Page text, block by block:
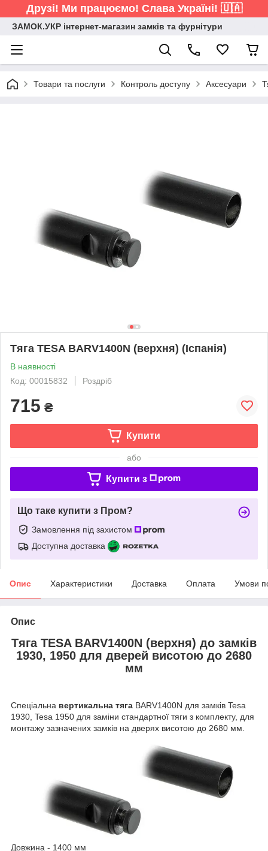
Друзі! Ми працюємо! Слава Україні! 🇺🇦
ЗАМОК.УКР інтернет-магазин замків та фурнітури
Товари та послуги Контроль доступу Аксесуари
Тяга TESA BARV1400N (верхня) (Іспанія)
В наявності
Код: 00015832
Роздріб
715 ₴
Купити
або
Купити з
Що таке купити з Пром?
Замовлення під захистом
Доступна доставка
Опис Характеристики Доставка Оплата Умови
Опис
Тяга TESA BARV1400N (верхня) до замків
1930, 1950 для дверей висотою до 2680
мм
Спеціальна вертикальна тяга BARV1400N для замків Tesa
1930, Tesa 1950 для заміни стандартної тяги з комплекту, для
монтажу зазначених замків на дверях висотою до 2680 мм.
Довжина - 1400 мм